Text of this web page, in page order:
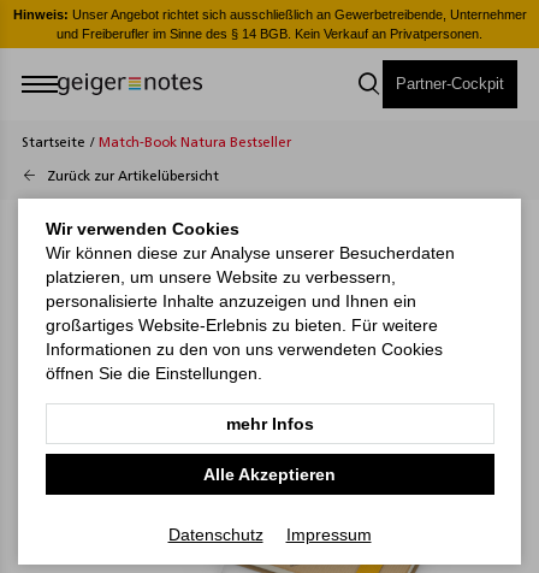
Hinweis: Unser Angebot richtet sich ausschließlich an Gewerbetreibende, Unternehmer
und Freiberufler im Sinne des § 14 BGB. Kein Verkauf an Privatpersonen.
Partner-Cockpit
Startseite / Match-Book Natura Bestseller
Zurück zur Artikelübersicht
Wir verwenden Cookies
Wir können diese zur Analyse unserer Besucherdaten
platzieren, um unsere Website zu verbessern,
personalisierte Inhalte anzuzeigen und Ihnen ein
großartiges Website-Erlebnis zu bieten. Für weitere
Informationen zu den von uns verwendeten Cookies
öffnen Sie die Einstellungen.
mehr Infos
Alle Akzeptieren
Datenschutz Impressum